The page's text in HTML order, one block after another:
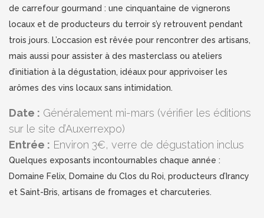
de carrefour gourmand : une cinquantaine de vignerons
locaux et de producteurs du terroir s’y retrouvent pendant
trois jours. L’occasion est rêvée pour rencontrer des artisans,
mais aussi pour assister à des masterclass ou ateliers
d’initiation à la dégustation, idéaux pour apprivoiser les
arômes des vins locaux sans intimidation.
Date : Généralement mi-mars (vérifier les éditions
sur le site d’Auxerrexpo)
Entrée : Environ 3€, verre de dégustation inclus
Quelques exposants incontournables chaque année :
Domaine Felix, Domaine du Clos du Roi, producteurs d’Irancy
et Saint-Bris, artisans de fromages et charcuteries.